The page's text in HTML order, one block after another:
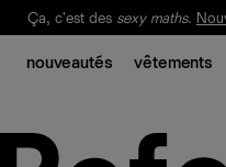
Notre Bilan Responsable 2025
Ça, c'est des sexy maths.
nouveautés vêtements